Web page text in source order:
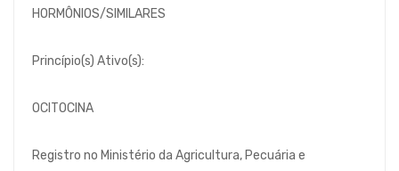
HORMÔNIOS/SIMILARES
Princípio(s) Ativo(s):
OCITOCINA
Registro no Ministério da Agricultura, Pecuária e